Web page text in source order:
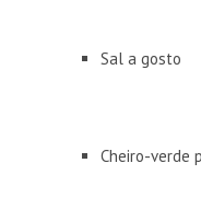
Sal a gosto
Cheiro-verde